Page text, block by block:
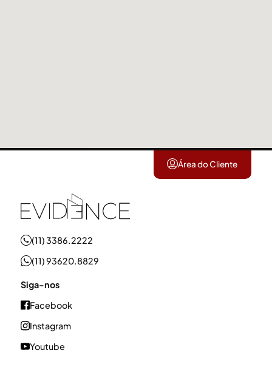
Área do Cliente
(11) 3386.2222
(11) 93620.8829
Siga-nos
Facebook
Instagram
Youtube